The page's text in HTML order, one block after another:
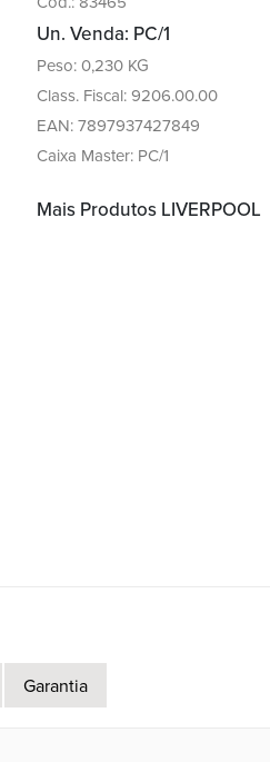
Un. Venda: PC/1
Peso: 0,230 KG
Class. Fiscal: 9206.00.00
EAN: 7897937427849
Caixa Master: PC/1
Mais Produtos LIVERPOOL
Garantia